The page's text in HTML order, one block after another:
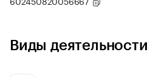
Виды деятельности